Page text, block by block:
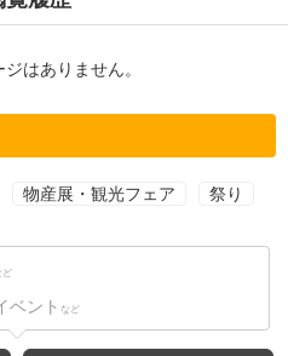
はありません。
物産展・観光フェア 祭り
ど
ベント など